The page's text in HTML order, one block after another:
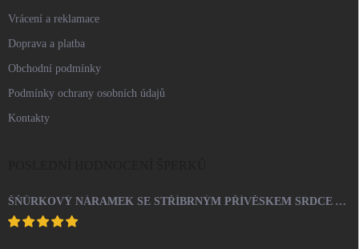
Vrácení a reklamace
Doprava a platba
Obchodní podmínky
Podmínky ochrany osobních údajů
Kontakty
ŠŇŮRKOVÝ NÁRAMEK SE STŘÍBRNÝM PŘÍVĚSKEM SRDCE A KRYSTALY SWAROVSKI CRYSTAL (STŘÍBRO 925/1000)